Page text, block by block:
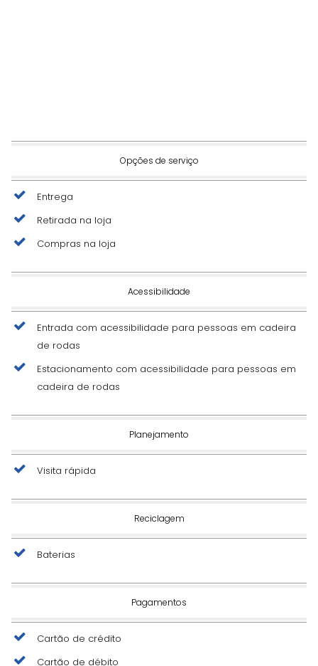
Opções de serviço
Entrega
Retirada na loja
Compras na loja
Acessibilidade
Entrada com acessibilidade para pessoas em cadeira
de rodas
Estacionamento com acessibilidade para pessoas em
cadeira de rodas
Planejamento
Visita rápida
Reciclagem
Baterias
Pagamentos
Cartão de crédito
Cartão de débito